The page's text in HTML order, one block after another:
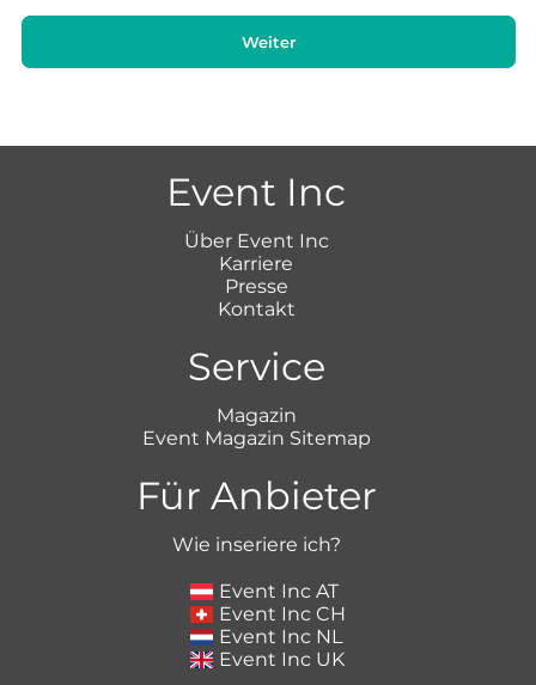
Weiter
Event Inc
Über Event Inc
Karriere
Presse
Kontakt
Service
Magazin
Event Magazin Sitemap
Für Anbieter
Wie inseriere ich?
Event Inc AT
Event Inc CH
Event Inc NL
Event Inc UK